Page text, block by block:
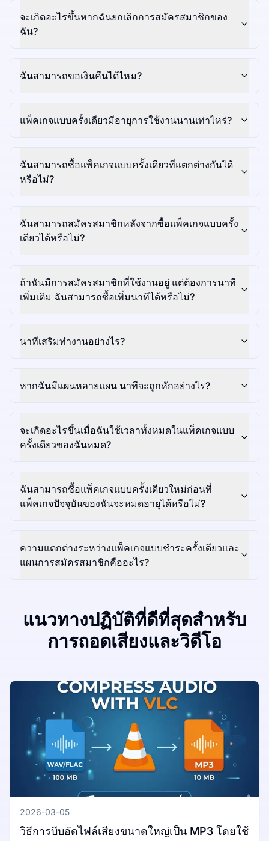
จะเกิดอะไรขึ้นหากฉันยกเลิกการสมัครสมาชิกของ
ฉัน?
ฉันสามารถขอเงินคืนได้ไหม?
แพ็คเกจแบบครั้งเดียวมีอายุการใช้งานนานเท่าไหร่?
ฉันสามารถซื้อแพ็คเกจแบบครั้งเดียวที่แตกต่างกันได้
หรือไม่?
ฉันสามารถสมัครสมาชิกหลังจากซื้อแพ็คเกจแบบครั้ง
เดียวได้หรือไม่?
ถ้าฉันมีการสมัครสมาชิกที่ใช้งานอยู่ แต่ต้องการนาที
เพิ่มเติม ฉันสามารถซื้อเพิ่มนาทีได้หรือไม่?
นาทีเสริมทำงานอย่างไร?
หากฉันมีแผนหลายแผน นาทีจะถูกหักอย่างไร?
จะเกิดอะไรขึ้นเมื่อฉันใช้เวลาทั้งหมดในแพ็คเกจแบบ
ครั้งเดียวของฉันหมด?
ฉันสามารถซื้อแพ็คเกจแบบครั้งเดียวใหม่ก่อนที่
แพ็คเกจปัจจุบันของฉันจะหมดอายุได้หรือไม่?
ความแตกต่างระหว่างแพ็คเกจแบบชำระครั้งเดียวและ
แผนการสมัครสมาชิกคืออะไร?
แนวทางปฏิบัติที่ดีที่สุดสำหรับ
การถอดเสียงและวิดีโอ
2026-03-05
วิธีการบีบอัดไฟล์เสียงขนาดใหญ่เป็น MP3 โดยใช้